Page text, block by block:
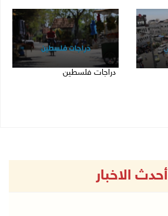
دراجات فلسطين
أحدث الاخبار